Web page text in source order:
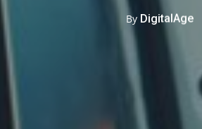
By DigitalAge